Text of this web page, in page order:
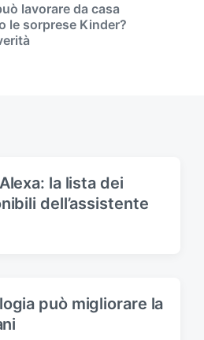
lavorare da casa
le sorprese Kinder?
la lista dei
dell’assistente
può migliorare la